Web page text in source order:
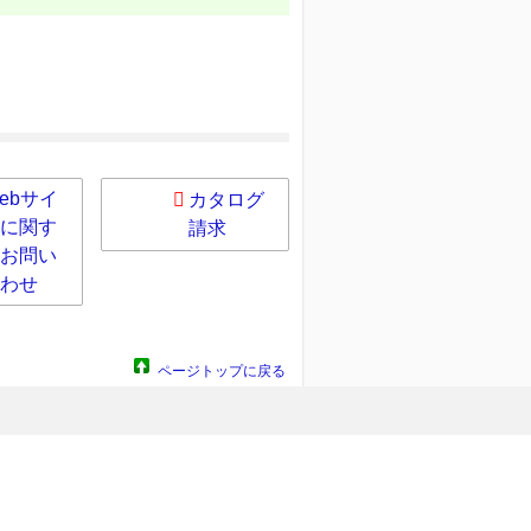
サイ
関す
問い
せ
カタログ
請求
ページトップに戻る